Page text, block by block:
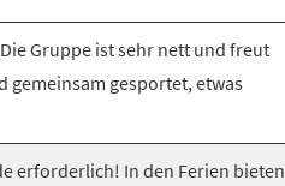
Gruppe ist sehr nett und freut
gemeinsam gesportet, etwas
erforderlich! In den Ferien bieten